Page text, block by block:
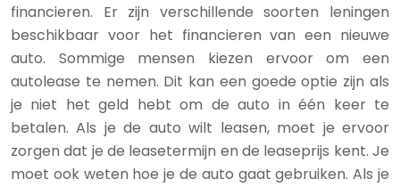
financieren. Er zijn verschillende soorten leningen
beschikbaar voor het financieren van een nieuwe
auto. Sommige mensen kiezen ervoor om een
autolease te nemen. Dit kan een goede optie zijn als
je niet het geld hebt om de auto in één keer te
betalen. Als je de auto wilt leasen, moet je ervoor
zorgen dat je de leasetermijn en de leaseprijs kent. Je
moet ook weten hoe je de auto gaat gebruiken. Als je